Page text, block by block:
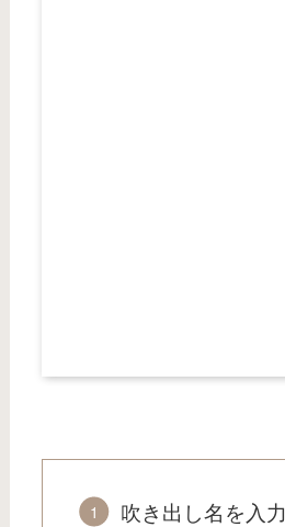
吹き出し名を入力